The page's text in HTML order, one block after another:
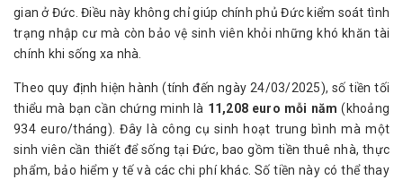
gian ở Đức. Điều này không chỉ giúp chính phủ Đức kiểm soát tình
trạng nhập cư mà còn bảo vệ sinh viên khỏi những khó khăn tài
chính khi sống xa nhà.
Theo quy định hiện hành (tính đến ngày 24/03/2025), số tiền tối
thiểu mà bạn cần chứng minh là 11,208 euro mỗi năm (khoảng
934 euro/tháng). Đây là công cụ sinh hoạt trung bình mà một
sinh viên cần thiết để sống tại Đức, bao gồm tiền thuê nhà, thực
phẩm, bảo hiểm y tế và các chi phí khác. Số tiền này có thể thay